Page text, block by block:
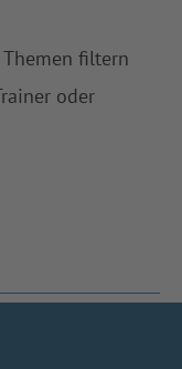
filtern
oder